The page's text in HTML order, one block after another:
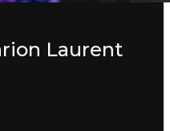
Laurent